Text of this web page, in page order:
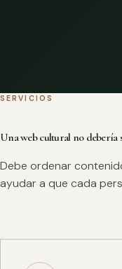
SERVICIOS
Una web cultural no debería
Debe ordenar
ayudar a que cada